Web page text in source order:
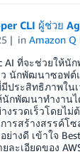
CLI ผู้ช่วย
inAmazon Q
ที่จะช่วยให้นั
นักพัฒนาซอฟ
สิทธิภาพในเว
นักพัฒนาทำงา
างรวดเร็วโด
ารสร้างสรรค์โ
ย่างดี เข้าใจ​
ะเอียดของ